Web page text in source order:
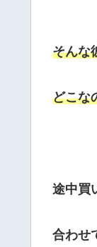
そんな
どこな
途中買
合わせ